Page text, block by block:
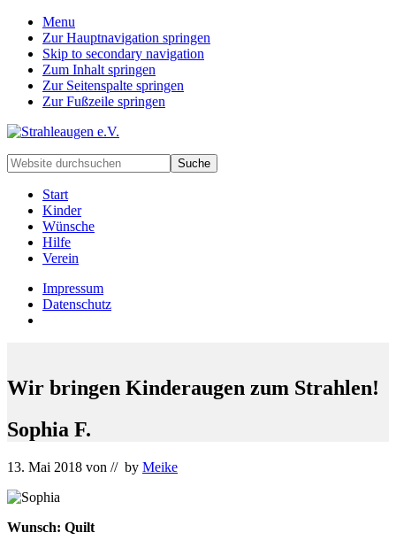
Menu
Zur Hauptnavigation springen
Skip to secondary navigation
Zum Inhalt springen
Zur Seitenspalte springen
Zur Fußzeile springen
Handarbeiten
für
besondere
Kinder
deren
Familien
Website
durchsuchen
Start
Kinder
Wünsche
Hilfe
Verein
Impressum
Datenschutz
Wir bringen Kinderaugen zum Strahlen!
Sophia F.
13. Mai 2018 von // by Meike
Wunsch: Quilt